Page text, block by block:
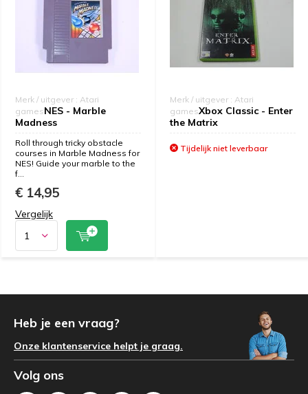
Merk / uitgever : Atari
gamesNES - Marble
Madness
Roll through tricky obstacle
courses in Marble Madness for
NES! Guide your marble to the
f...
€ 14,95
Vergelijk
Merk / uitgever : Atari
gamesXbox Classic - Enter
the Matrix
Tijdelijk niet leverbaar
Heb je een vraag?
Onze klantenservice helpt je graag.
Volg ons